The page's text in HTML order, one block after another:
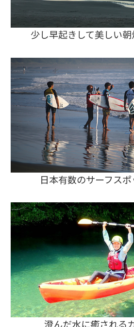
少し早起きして美しい
日本有数のサーフス
澄んだ水に癒される